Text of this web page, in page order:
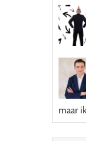
maar